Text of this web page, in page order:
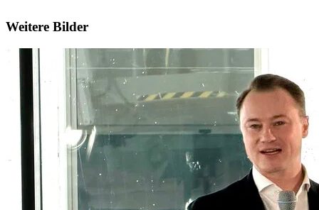
Weitere Bilder